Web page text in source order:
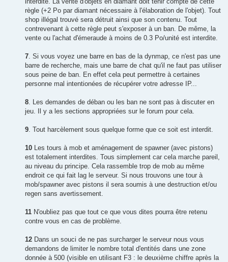
règle (+2 Po par diamant nécessaire à l'élaboration de l'objet). Tout
shop illégal trouvé sera détruit ainsi que son contenu. Tout
contrevenant à cette règle peut s'exposer à un ban. De même, la
vente ou l'achat d'émeraude à moins de 0.3 Po/unité est interdite.
7 . Si vous voyez une barre en bas de la dynmap, ce n'est pas une
barre de recherche, mais une barre de chat qu'il ne faut pas utiliser
sous peine de ban. En effet cela peut permettre à certaines
personne mal intentionées de récupérer votre adresse IP...
8 . Les demandes de déban ou les ban ne sont pas à discuter en
jeu. Il y a les sections appropriées sur le forum pour cela.
9 . Tout harcèlement sous quelque forme que ce soit est interdit.
10 Les tours à mob et aménagement de spawner (avec pistons)
est totalement interdites. Tous simplement car cela marche pareil,
au niveau du principe. Cela rassemble trop de mob au même
endroit ce qui fait lag le serveur. Si nous trouvons une tour à
mob/spawner avec pistons il sera soumis à une destruction et/ou
regen sans avertissement.
11 N'oubliez pas que tout ce que vous dites pourra être retenu
contre vous en cas de problème.
12 Dans un souci de ne pas surcharger le serveur nous vous
demandons de limiter le nombre total d'entités dans une zone
donnée à 500 (visible en utilisant F3 : le deuxième chiffre après la